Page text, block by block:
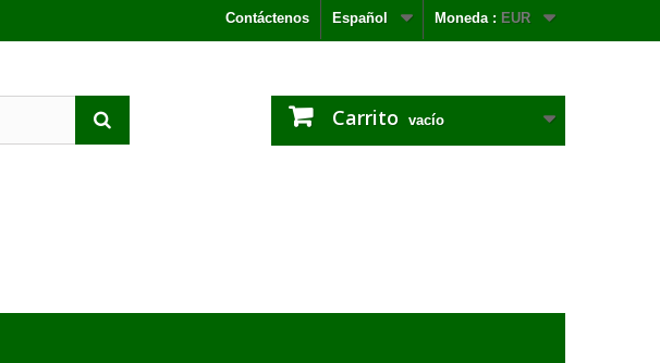
Moneda : EUR
Español
Contáctenos
Carrito vacío